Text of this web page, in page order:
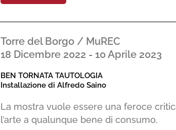
Torre del Borgo / MuREC
18 Dicembre 2022 - 10 Aprile 2023
BEN TORNATA TAUTOLOGIA
Installazione di Alfredo Saino
La mostra vuole essere una feroce
l’arte a qualunque bene di consumo.